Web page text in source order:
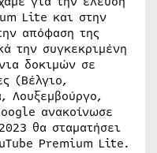
Lite και στην
απόφαση της
την συγκεκριμένη
δοκιμών σε
(Βέλγιο,
Λουξεμβούργο,
ανακοίνωσε
θα σταματήσει
Premium Lite.